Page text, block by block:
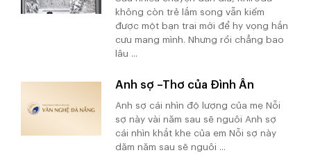
không còn trẻ lắm song vẫn kiếm
được một bạn trai mới để hy vọng hắn
cưu mang mình. Nhưng rồi chẳng bao
lâu ...
Anh sợ –Thơ của Đình Ân
Anh sợ cái nhìn độ lượng của mẹ Nỗi
sợ này vài năm sau sẽ nguôi Anh sợ
cái nhìn khắt khe của em Nỗi sợ này
dăm năm sau sẽ nguôi ...